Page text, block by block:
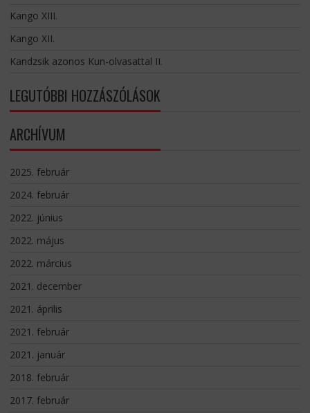
Kango XIII.
Kango XII.
Kandzsik azonos Kun-olvasattal II.
LEGUTÓBBI HOZZÁSZÓLÁSOK
ARCHÍVUM
2025. február
2024. február
2022. június
2022. május
2022. március
2021. december
2021. április
2021. február
2021. január
2018. február
2017. február